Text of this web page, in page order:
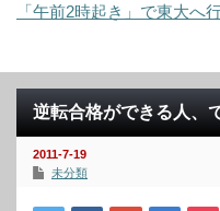
「午前2時起き」で東大へ
逆転合格ができる人、
2011-7-19
未分類